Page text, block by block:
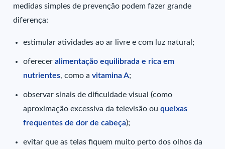
medidas simples de prevenção podem fazer grande
diferença:
estimular atividades ao ar livre e com luz natural;
ofereceralimentação equilibrada e rica em
nutrientes, como a vitamina A;
observar sinais de dificuldade visual (como
aproximação excessiva da televisão ouqueixas
frequentes de dor de cabeça);
evitar que as telas fiquem muito perto dos olhos da